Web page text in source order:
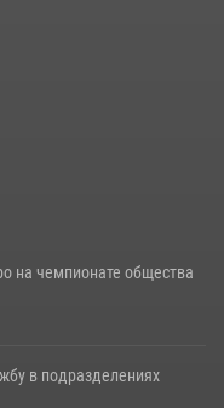
мастерства среди
Псковские
на чемпионате общества
в подразделениях